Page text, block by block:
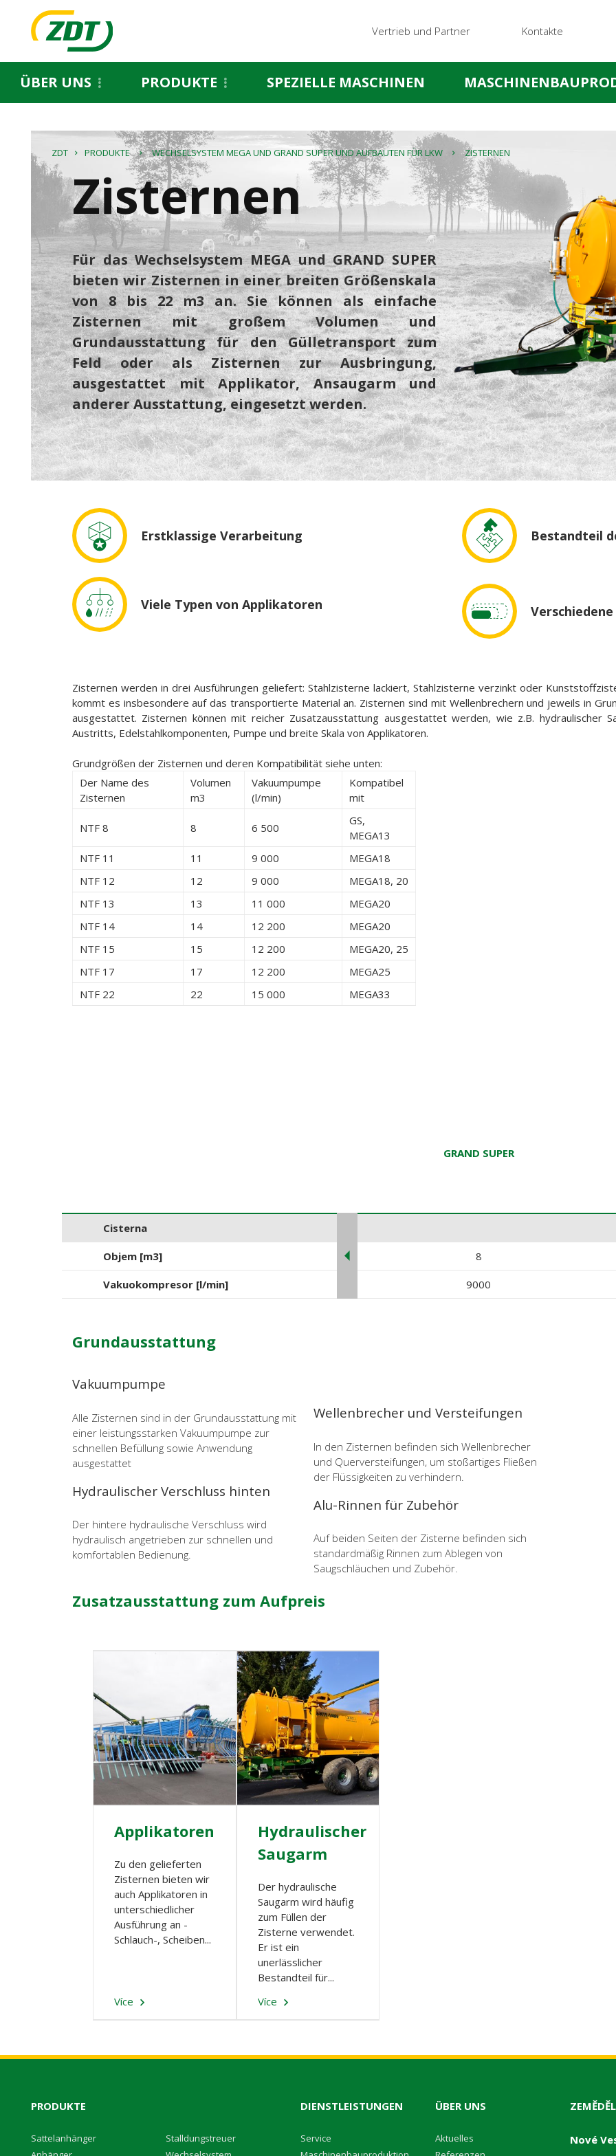
Vertrieb und Partner Kontakte
ÜBER UNS PRODUKTE SPEZIELLE MASCHINEN
ZDT PRODUKTE WECHSELSYSTEM MEGA UND GRAND SUPER UND AUFBAUTEN FÜR LKW ZISTERNEN
Zisternen
Für das Wechselsystem MEGA und GRAND SUPER
bieten wir Zisternen in einer breiten Größenskala
von 8 bis 22 m3 an. Sie können als einfache
Zisternen mit großem Volumen und
Grundausstattung für den Gülletransport zum
Feld oder als Zisternen zur Ausbringung,
ausgestattet mit Applikator, Ansaugarm und
anderer Ausstattung, eingesetzt werden.
Erstklassige Verarbeitung Bestandteil
Viele Typen von Applikatoren
Zisternen werden in drei Ausführungen geliefert: Stahlzisterne lackiert, Stahlzisterne verzinkt oder
kommt es insbesondere auf das transportierte Material an. Zisternen sind mit Wellenbrechern und jeweils in
ausgestattet. Zisternen können mit reicher Zusatzausstattung ausgestattet werden, wie z.B. hydraulischer
Austritts, Edelstahlkomponenten, Pumpe und breite Skala von Applikatoren.
Grundgrößen der Zisternen und deren Kompatibilität siehe unten:
Der Name des
Zisternen
Volumen
m3
Vakuumpumpe
(l/min)
Kompatibel
mit
NTF 8 8 6 500
GS,
MEGA13
NTF 11
11 9 000
MEGA18
NTF 12
12 9 000
MEGA18, 20
NTF 13
13 11 000
MEGA20
NTF 14
14 12 200
MEGA20
NTF 15
15 12 200
MEGA20, 25
NTF 17
17 12 200
MEGA25
NTF 22
22 15 000 MEGA33
Cisterna
Objem [m3]
Vakuokompresor [l/min]
GRAND SUPER
8
9000
Grundausstattung
Vakuumpumpe
Alle Zisternen sind in der Grundausstattung mit
einer leistungsstarken Vakuumpumpe zur
schnellen Befüllung sowie Anwendung
ausgestattet
Hydraulischer Verschluss hinten
Der hintere hydraulische Verschluss wird
hydraulisch angetrieben zur schnellen und
komfortablen Bedienung.
Wellenbrecher und Versteifungen
In den Zisternen befinden sich Wellenbrecher
und Querversteifungen, um stoßartiges Fließen
der Flüssigkeiten zu verhindern.
Alu-Rinnen für Zubehör
Auf beiden Seiten der Zisterne befinden sich
standardmäßig Rinnen zum Ablegen von
Saugschläuchen und Zubehör.
Zusatzausstattung zum Aufpreis
Applikatoren
Zu den gelieferten
Zisternen bieten wir
auch Applikatoren in
unterschiedlicher
Ausführung an -
Schlauch-, Scheiben...
Více
Hydraulischer
Saugarm
Der hydraulische
Saugarm wird häufig
zum Füllen der
Zisterne verwendet.
Er ist ein
unerlässlicher
Bestandteil für...
Více
PRODUKTE
Sattelanhänger
Stalldungstreuer
DIENSTLEISTUNGEN
Service
ÜBER UNS
Aktuelles
Nové